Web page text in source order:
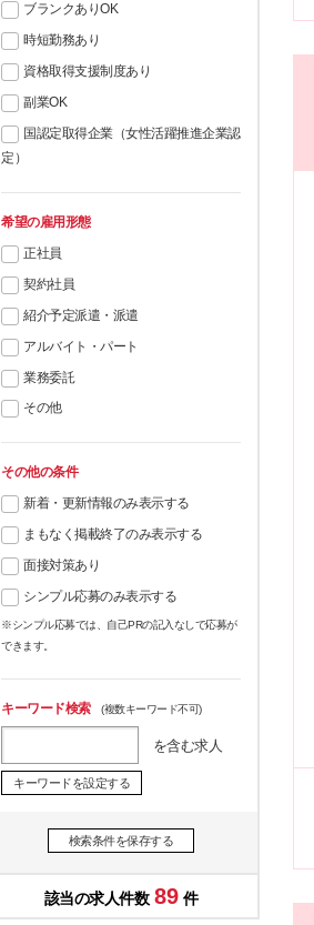
ブランクありOK
時短勤務あり
資格取得支援制度あり
副業OK
国認定取得企業（女性活躍推進企業認
定）
希望の雇用形態
正社員
契約社員
紹介予定派遣・派遣
アルバイト・パート
業務委託
その他
その他の条件
新着・更新情報のみ表示する
まもなく掲載終了のみ表示する
面接対策あり
シンプル応募のみ表示する
※シンプル応募では、自己PRの記入なしで応募が
できます。
キーワード検索(複数キーワード不可)
を含む求人
キーワードを設定する
検索条件を保存する
89